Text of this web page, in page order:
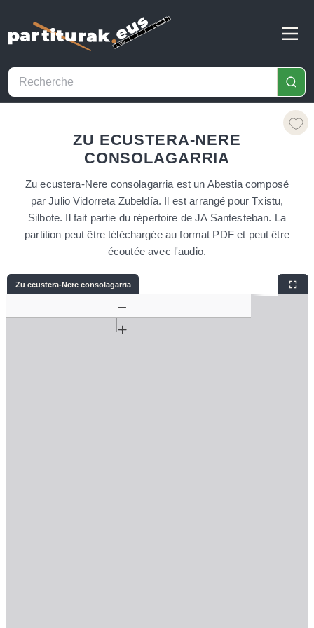
ZU ECUSTERA-NERE
CONSOLAGARRIA
Zu ecustera-Nere consolagarria est un Abestia composé
par Julio Vidorreta Zubeldía. Il est arrangé pour Txistu,
Silbote. Il fait partie du répertoire de JA Santesteban. La
partition peut être téléchargée au format PDF et peut être
écoutée avec l'audio.
Zu ecustera-Nere consolagarria